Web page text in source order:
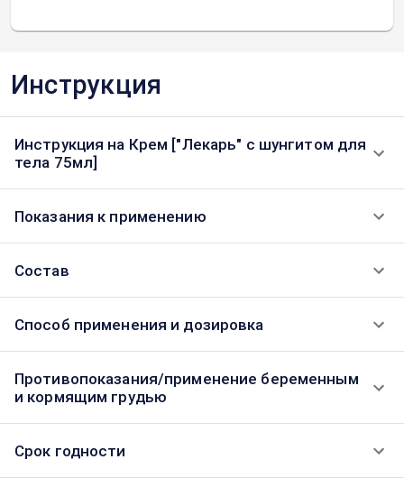
Инструкция
Инструкция на Крем ["Лекарь" с шунгитом для
тела 75мл]
Показания к применению
Состав
Способ применения и дозировка
Противопоказания/применение беременным
и кормящим грудью
Срок годности